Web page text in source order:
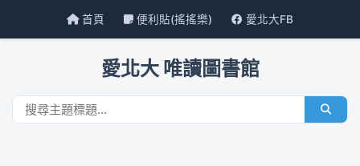
首頁 便利貼(搖搖樂) 愛北大FB
愛北大 唯讀圖書館